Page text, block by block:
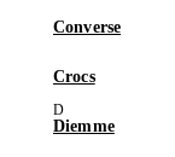
Converse
Crocs
Diemme